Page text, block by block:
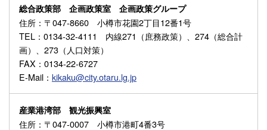
総合政策部 企画政策室 企画政策グループ
住所 ：〒047-8660 小樽市花園2丁目12番1号
TEL ：0134-32-4111 内線271（庶務政策）、274（総合計
画）、273（人口対策）
FAX ：0134-22-6727
E-Mail ： kikaku@city.otaru.lg.jp
産業港湾部 観光振興室
住所 ：〒047-0007 小樽市港町4番3号